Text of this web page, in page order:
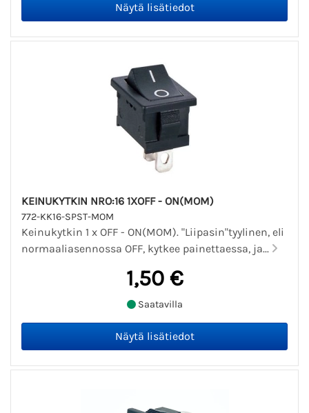
KEINUKYTKIN NRO:16 1XOFF - ON(MOM)
772-KK16-SPST-MOM
Keinukytkin 1 x OFF - ON(MOM). "Liipasin"tyylinen, eli
normaaliasennossa OFF, kytkee painettaessa, ja...
1,50 €
Saatavilla